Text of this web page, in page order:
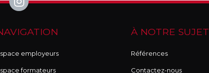
employeurs
formateurs
À NOTRE SUJET
Références
Contactez-nous